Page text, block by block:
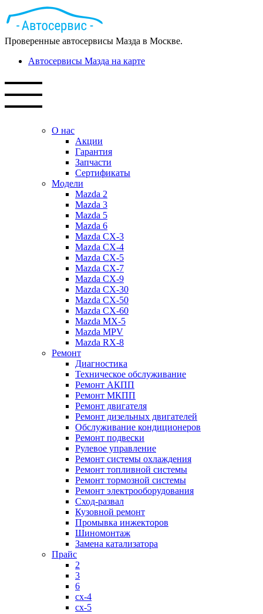
Проверенные автосервисы Мазда в Москве.
Автосервисы Мазда на карте
О нас
Акции
Гарантия
Запчасти
Сертификаты
Модели
Mazda 2
Mazda 3
Mazda 5
Mazda 6
Mazda СХ-3
Mazda СХ-4
Mazda СХ-5
Mazda CX-7
Mazda CX-9
Mazda CX-30
Mazda СХ-50
Mazda СХ-60
Mazda MX-5
Mazda MPV
Mazda RX-8
Ремонт
Диагностика
Техническое обслуживание
Ремонт АКПП
Ремонт МКПП
Ремонт двигателя
Ремонт дизельных двигателей
Обслуживание кондиционеров
Ремонт подвески
Рулевое управление
Ремонт системы охлаждения
Ремонт топливной системы
Ремонт тормозной системы
Ремонт электрооборудования
Сход-развал
Кузовной ремонт
Промывка инжекторов
Шиномонтаж
Замена катализатора
Прайс
2
3
6
cx-4
cx-5